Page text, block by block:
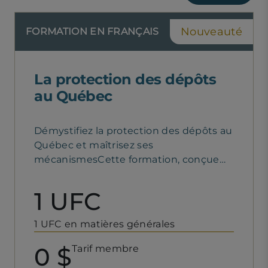
aucunEnglish version also available
FORMATION EN FRANÇAIS Nouveauté
La protection des dépôts
au Québec
Démystifiez la protection des dépôts au
Québec et maîtrisez ses
mécanismesCette formation, conçue
familiariser les participants avec les
en vigueur au Québec. Elle aborde
notamment les fondements de cette
protection, le rôle de l’AMF, les limites
1 UFC
1 UFC en matières générales
0 $Tarif membre